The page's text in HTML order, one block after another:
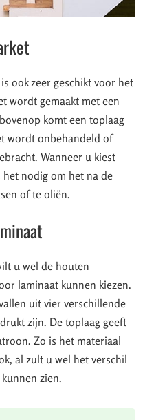
ook zeer geschikt voor het
wordt gemaakt met een
komt een toplaag
wordt onbehandeld of
Wanneer u kiest
nodig om het na de
of te oliën.
u wel de houten
laminaat kunnen kiezen.
uit vier verschillende
zijn. De toplaag geeft
Zo is het materiaal
al zult u wel het verschil
zien.